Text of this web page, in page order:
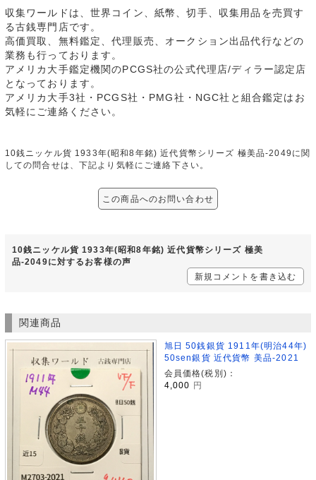
収集ワールドは、世界コイン、紙幣、切手、収集用品を売買す
る古銭専門店です。
高価買取、無料鑑定、代理販売、オークション出品代行などの
業務も行っております。
アメリカ大手鑑定機関のPCGS社の公式代理店/ディラー認定店
となっております。
アメリカ大手3社・PCGS社・PMG社・NGC社と組合鑑定はお
気軽にご連絡ください。
10銭ニッケル貨 1933年(昭和8年銘) 近代貨幣シリーズ 極美品-2049に関
しての問合せは、下記より気軽にご連絡下さい。
この商品へのお問い合わせ
10銭ニッケル貨 1933年(昭和8年銘) 近代貨幣シリーズ 極美
品-2049に対するお客様の声
新規コメントを書き込む
関連商品
旭日 50銭銀貨 1911年(明治44年)
50sen銀貨 近代貨幣 美品-2021
会員価格(税別)：
4,000
円